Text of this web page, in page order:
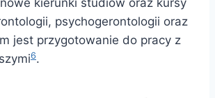
kierunki studiów oraz kursy
psychogerontologii oraz
jest przygotowanie do pracy z
6.